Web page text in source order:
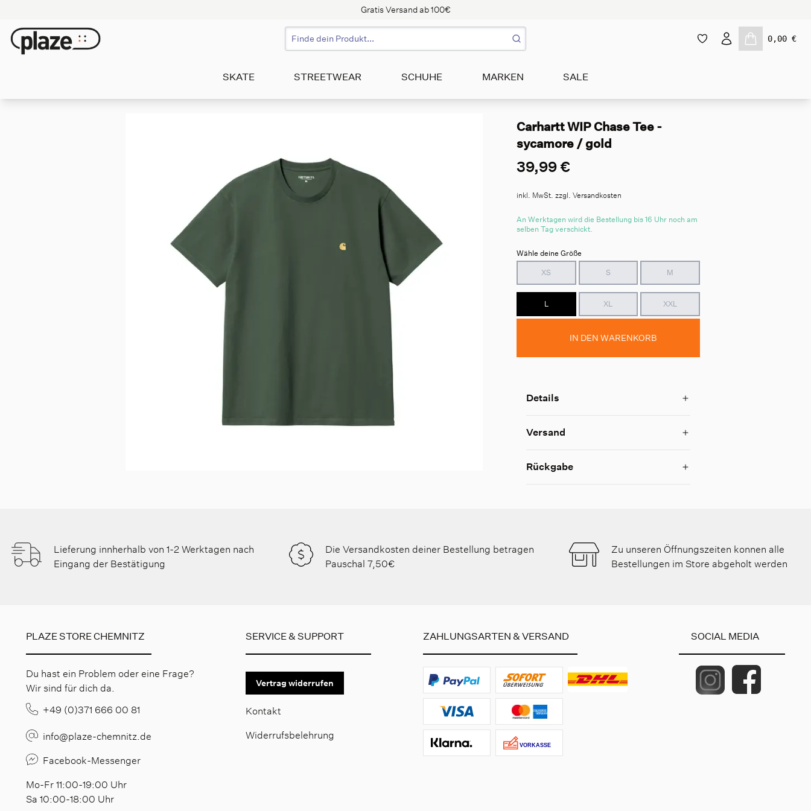
Gratis Versand ab 100€
0,00 €
SKATE STREETWEAR SCHUHE MARKEN SALE
Carhartt WIP Chase Tee -
sycamore / gold
39,99 €
inkl. MwSt. zzgl. Versandkosten
An Werktagen wird die Bestellung bis 16 Uhr noch am
selben Tag verschickt.
Wähle deine Größe
XS
S M
L XL XXL
IN DEN WARENKORB
Details
Versand
Rückgabe
Lieferung innherhalb von 1-2 Werktagen nach
Eingang der Bestätigung
Die Versandkosten deiner Bestellung betragen
Pauschal 7,50€
Zu unseren Öffnungszeiten konnen alle
Bestellungen im Store abgeholt werden
PLAZE STORE CHEMNITZ
Du hast ein Problem oder eine Frage?
Wir sind für dich da.
+49 (0)371 666 00 81
info@plaze-chemnitz.de
Facebook-Messenger
Mo-Fr 11:00-19:00 Uhr
Sa 10:00-18:00 Uhr
SERVICE & SUPPORT
Vertrag widerrufen
Kontakt
Widerrufsbelehrung
ZAHLUNGSARTEN & VERSAND SOCIAL MEDIA